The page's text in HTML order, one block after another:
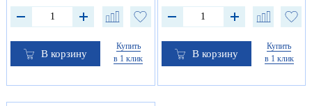
В корзину
Купить
в 1 клик
В корзину
Купить
в 1 клик